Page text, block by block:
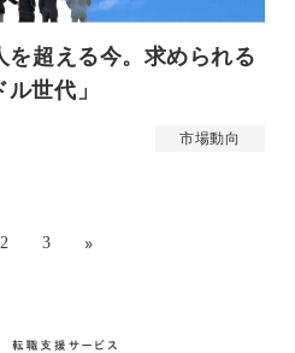
を超える今。求められる
世代」
市場動向
2 3 »